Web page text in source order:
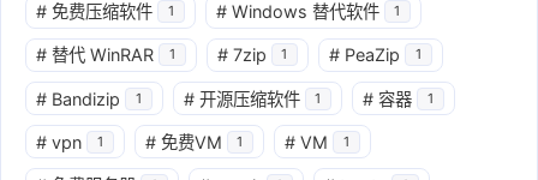
# 免费压缩软件 1 # Windows 替代软件 1
# 替代 WinRAR 1 # 7zip 1 # PeaZip 1
# Bandizip 1 # 开源压缩软件 1 # 容器 1
# vpn 1 # 免费VM 1 # VM 1